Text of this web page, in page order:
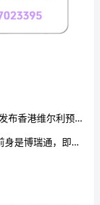
消息！同时单割在加速！
即将全线崩盘跑路。